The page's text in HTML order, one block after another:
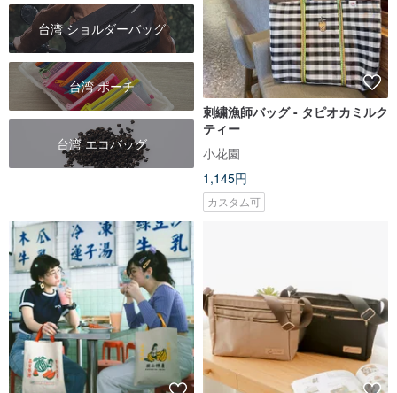
台湾 ショルダーバッグ
台湾 ポーチ
台湾 エコバッグ
刺繍漁師バッグ - タピオカミルク
ティー
小花園
1,145円
カスタム可